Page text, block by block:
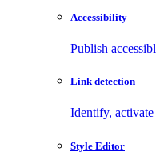
Accessibility
Publish
Link detection
Identify,
Style Editor